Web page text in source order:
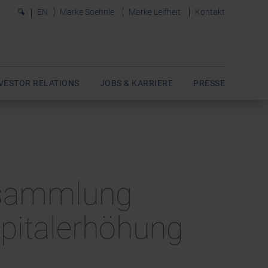
0 EN Marke Soehnle Marke Leifheit Kontakt
RELATIONS JOBS & KARRIERE PRESSE